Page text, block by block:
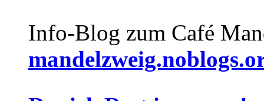
Info-Blog zum Café